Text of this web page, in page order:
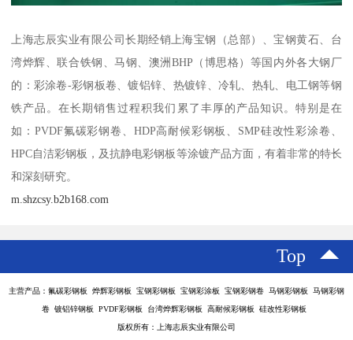
上海志辰实业有限公司长期经销上海宝钢（总部）、宝钢黄石、台
湾烨辉、联合铁钢、马钢、澳洲BHP（博思格）等国内外各大钢厂
的：彩涂卷-彩钢板卷、镀铝锌、热镀锌、冷轧、热轧、电工钢等钢
铁产品。在长期销售过程积我们累了丰厚的产品知识。特别是在
如：PVDF氟碳彩钢卷、HDP高耐候彩钢板、SMP硅改性彩涂卷、
HPC自洁彩钢板，及抗静电彩钢板等涂镀产品方面，有着非常的特长
和深刻研究。
m.shzcsy.b2b168.com
Top
主营产品：氟碳彩钢板 烨辉彩钢板 宝钢彩钢板 宝钢彩涂板 宝钢彩钢卷 马钢彩钢板 马钢彩钢
卷 镀铝锌钢板 PVDF彩钢板 台湾烨辉彩钢板 高耐候彩钢板 硅改性彩钢板
版权所有：上海志辰实业有限公司